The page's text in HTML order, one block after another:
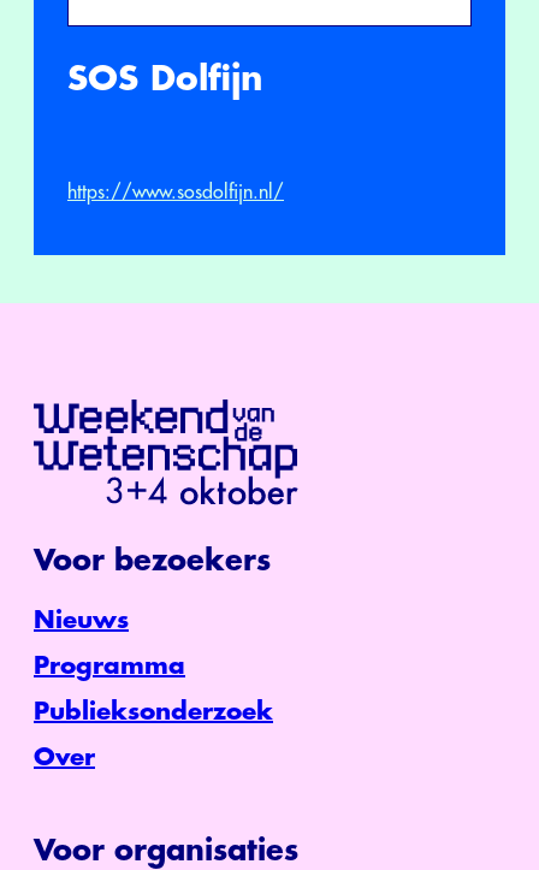
SOS Dolfijn
https://www.sosdolfijn.nl/
Voor bezoekers
Nieuws
Programma
Publieksonderzoek
Over
Voor organisaties